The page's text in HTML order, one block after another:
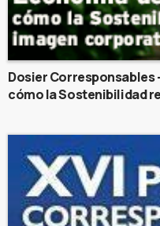
Dosier Corresponsables
cómo la Sostenibilidad